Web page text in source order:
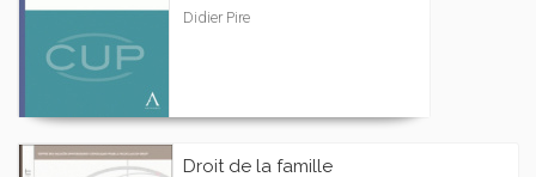
Didier Pire
Droit de la famille